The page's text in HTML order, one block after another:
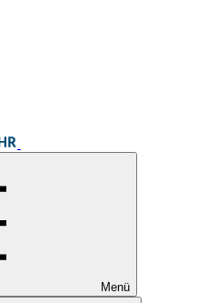
Menü